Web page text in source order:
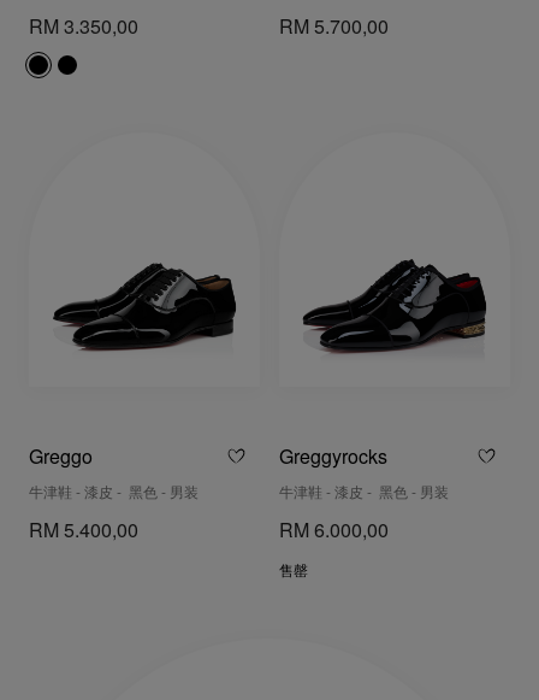
RM 3.350,00 RM 5.700,00
Greggo
牛津鞋 - 漆皮 - 黑色 - 男装
RM 5.400,00
Greggyrocks
牛津鞋 - 漆皮 - 黑色 - 男装
RM 6.000,00
售罄